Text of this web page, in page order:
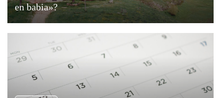
Psicología
Religión
Salud
Sociología
en babia»?